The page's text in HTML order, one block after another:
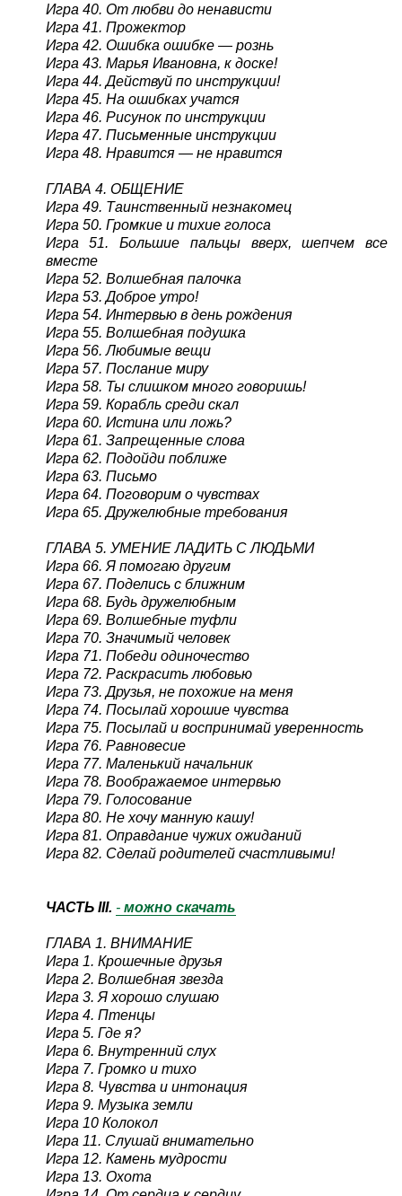
Игра 40. От любви до ненависти
Игра 41. Прожектор
Игра 42. Ошибка ошибке — рознь
Игра 43. Марья Ивановна, к доске!
Игра 44. Действуй по инструкции!
Игра 45. На ошибках учатся
Игра 46. Рисунок по инструкции
Игра 47. Письменные инструкции
Игра 48. Нравится — не нравится
ГЛАВА 4. ОБЩЕНИЕ
Игра 49. Таинственный незнакомец
Игра 50. Громкие и тихие голоса
Игра 51. Большие пальцы вверх, шепчем все
вместе
Игра 52. Волшебная палочка
Игра 53. Доброе утро!
Игра 54. Интервью в день рождения
Игра 55. Волшебная подушка
Игра 56. Любимые вещи
Игра 57. Послание миру
Игра 58. Ты слишком много говоришь!
Игра 59. Корабль среди скал
Игра 60. Истина или ложь?
Игра 61. Запрещенные слова
Игра 62. Подойди поближе
Игра 63. Письмо
Игра 64. Поговорим о чувствах
Игра 65. Дружелюбные требования
ГЛАВА 5. УМЕНИЕ ЛАДИТЬ С ЛЮДЬМИ
Игра 66. Я помогаю другим
Игра 67. Поделись с ближним
Игра 68. Будь дружелюбным
Игра 69. Волшебные туфли
Игра 70. Значимый человек
Игра 71. Победи одиночество
Игра 72. Раскрасить любовью
Игра 73. Друзья, не похожие на меня
Игра 74. Посылай хорошие чувства
Игра 75. Посылай и воспринимай уверенность
Игра 76. Равновесие
Игра 77. Маленький начальник
Игра 78. Воображаемое интервью
Игра 79. Голосование
Игра 80. Не хочу манную кашу!
Игра 81. Оправдание чужих ожиданий
Игра 82. Сделай родителей счастливыми!
ЧАСТЬ III. - можно скачать
ГЛАВА 1. ВНИМАНИЕ
Игра 1. Крошечные друзья
Игра 2. Волшебная звезда
Игра 3. Я хорошо слушаю
Игра 4. Птенцы
Игра 5. Где я?
Игра 6. Внутренний слух
Игра 7. Громко и тихо
Игра 8. Чувства и интонация
Игра 9. Музыка земли
Игра 10 Колокол
Игра 11. Слушай внимательно
Игра 12. Камень мудрости
Игра 13. Охота